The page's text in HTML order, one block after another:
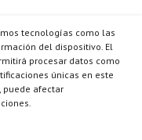
tecnologías como las
del dispositivo. El
procesar datos como
únicas en este
puede afectar